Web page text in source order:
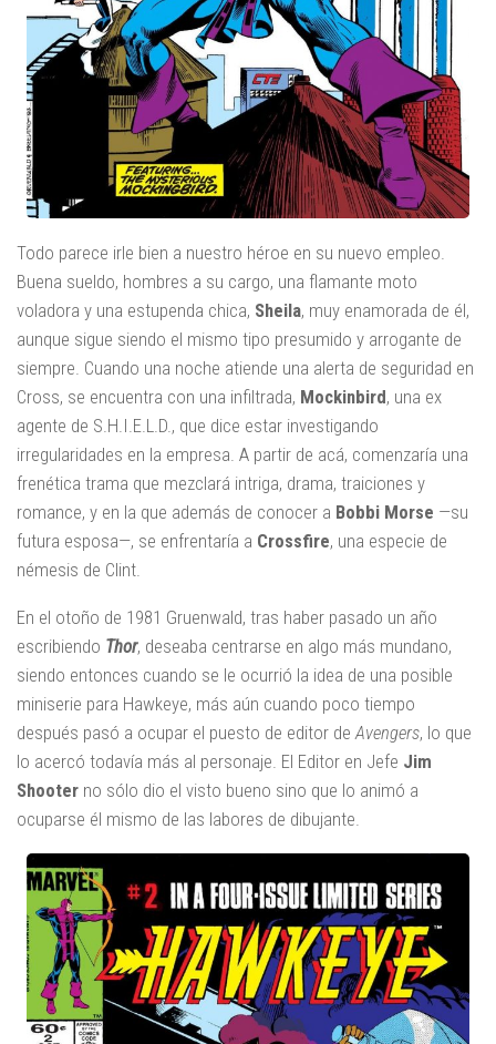
Todo parece irle bien a nuestro héroe en su nuevo empleo.
Buena sueldo, hombres a su cargo, una flamante moto
voladora y una estupenda chica, Sheila, muy enamorada de él,
aunque sigue siendo el mismo tipo presumido y arrogante de
siempre. Cuando una noche atiende una alerta de seguridad en
Cross, se encuentra con una infiltrada, Mockinbird, una ex
agente de S.H.I.E.L.D., que dice estar investigando
irregularidades en la empresa. A partir de acá, comenzaría una
frenética trama que mezclará intriga, drama, traiciones y
romance, y en la que además de conocer a Bobbi Morse —su
futura esposa—, se enfrentaría a Crossfire, una especie de
némesis de Clint.
En el otoño de 1981 Gruenwald, tras haber pasado un año
escribiendo Thor, deseaba centrarse en algo más mundano,
siendo entonces cuando se le ocurrió la idea de una posible
miniserie para Hawkeye, más aún cuando poco tiempo
después pasó a ocupar el puesto de editor deAvengers, lo que
lo acercó todavía más al personaje. El Editor en Jefe Jim
Shooter no sólo dio el visto bueno sino que lo animó a
ocuparse él mismo de las labores de dibujante.